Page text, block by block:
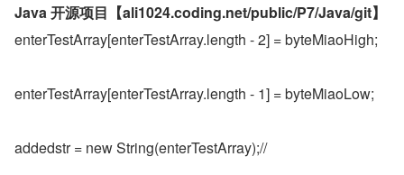
Java 开源项目【ali1024.coding.net/public/P7/Java/git】
enterTestArray[enterTestArray.length - 2] = byteMiaoHigh;
enterTestArray[enterTestArray.length - 1] = byteMiaoLow;
addedstr = new String(enterTestArray);//